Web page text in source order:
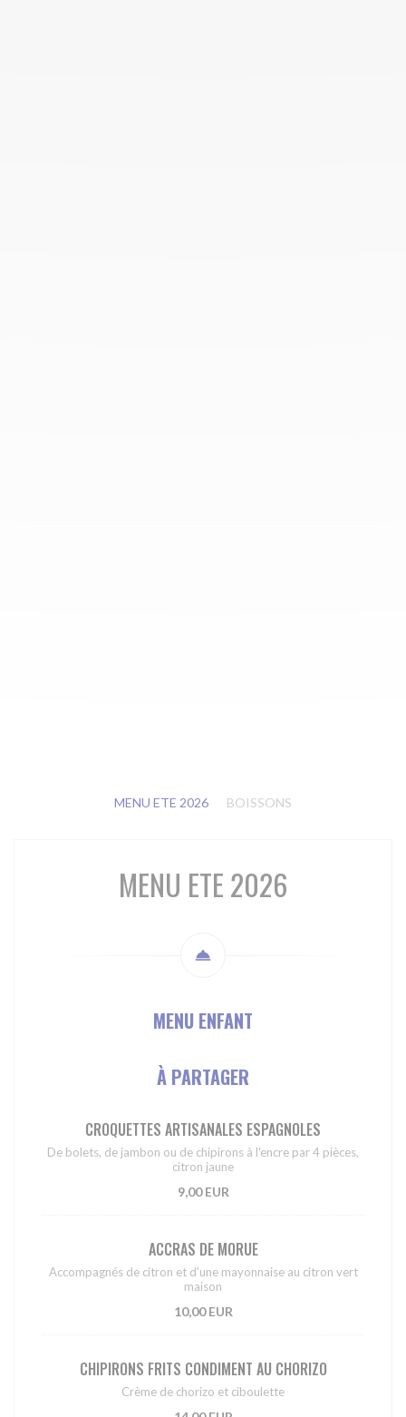
MENU ETE 2026 BOISSONS
MENU ETE 2026
MENU ENFANT
À PARTAGER
CROQUETTES ARTISANALES ESPAGNOLES
De bolets, de jambon ou de chipirons à l'encre par 4 pièces,
citron jaune
9,00 EUR
ACCRAS DE MORUE
Accompagnés de citron et d'une mayonnaise au citron vert
maison
10,00 EUR
CHIPIRONS FRITS CONDIMENT AU CHORIZO
Crème de chorizo et ciboulette